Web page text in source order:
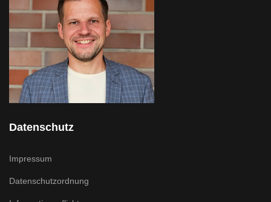
Datenschutz
Impressum
Datenschutzordnung